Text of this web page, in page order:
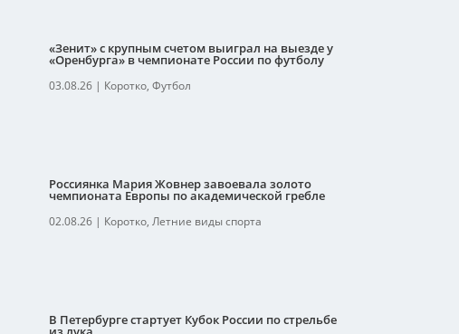
«Зенит» с крупным счетом выиграл на выезде у
«Оренбурга» в чемпионате России по футболу
03.08.26| Коротко, Футбол
Россиянка Мария Жовнер завоевала золото
чемпионата Европы по академической гребле
02.08.26| Коротко, Летние виды спорта
В Петербурге стартует Кубок России по стрельбе